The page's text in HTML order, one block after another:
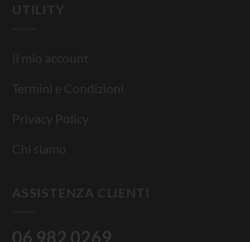
UTILITY
Il mio account
Termini e Condizioni
Privacy Policy
Chi siamo
ASSISTENZA CLIENTI
06 982 0269